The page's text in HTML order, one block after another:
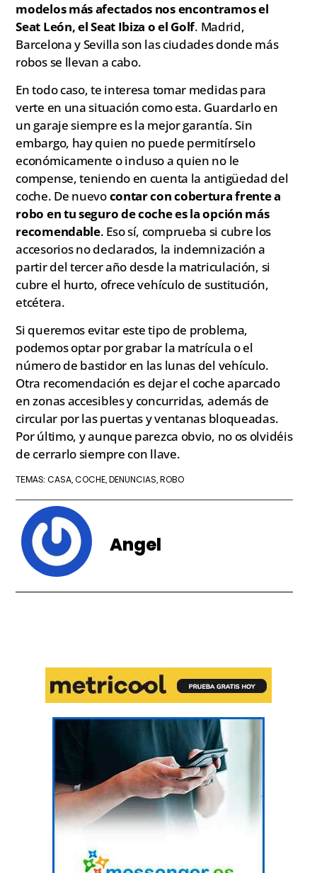
modelos más afectados nos encontramos el
Seat León, el Seat Ibiza o el Golf. Madrid,
Barcelona y Sevilla son las ciudades donde más
robos se llevan a cabo.
En todo caso, te interesa tomar medidas para
verte en una situación como esta. Guardarlo en
un garaje siempre es la mejor garantía. Sin
embargo, hay quien no puede permitírselo
económicamente o incluso a quien no le
compense, teniendo en cuenta la antigüedad del
coche. De nuevocontar con cobertura frente a
robo en tu seguro de coche es la opción más
recomendable. Eso sí, comprueba si cubre los
accesorios no declarados, la indemnización a
partir del tercer año desde la matriculación, si
cubre el hurto, ofrece vehículo de sustitución,
etcétera.
Si queremos evitar este tipo de problema,
podemos optar por grabar la matrícula o el
número de bastidor en las lunas del vehículo.
Otra recomendación es dejar el coche aparcado
en zonas accesibles y concurridas, además de
circular por las puertas y ventanas bloqueadas.
Por último, y aunque parezca obvio, no os olvidéis
de cerrarlo siempre con llave.
TEMAS:CASA ,COCHE ,DENUNCIAS ,ROBO
Angel